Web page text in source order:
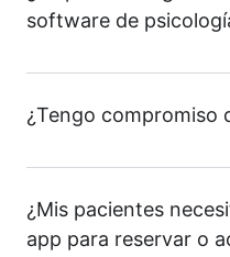
software de
¿Tengo compromiso
¿Mis pacientes
app para reservar o